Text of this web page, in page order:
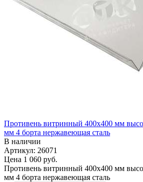
Противень витринный 400х400 мм
мм 4 борта нержавеющая сталь
В наличии
Артикул: 26071
Цена 1 060 руб.
Противень витринный 400х400 мм
мм 4 борта нержавеющая сталь